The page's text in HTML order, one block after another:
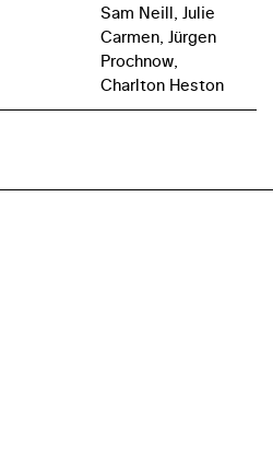
Sam Neill, Julie
Carmen, Jürgen
Prochnow,
Charlton Heston